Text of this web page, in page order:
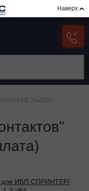
Наверх
СТАЙЕР/